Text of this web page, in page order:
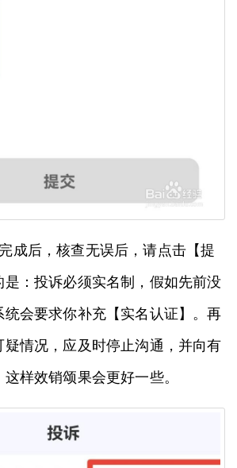
成后，核查无误后，请点击【提
：投诉必须实名制，假如先前没
会要求你补充【实名认证】。再
疑情况，应及时停止沟通，并向有
样效销颂果会更好一些。